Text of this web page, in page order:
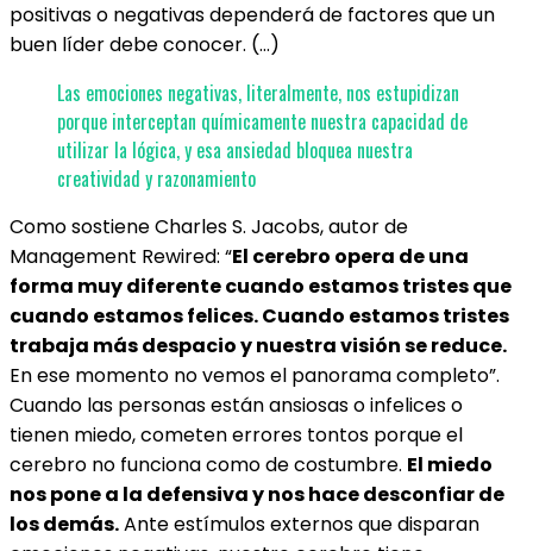
positivas o negativas dependerá de factores que un
buen líder debe conocer. (…)
Las emociones negativas, literalmente, nos estupidizan
porque interceptan químicamente nuestra capacidad de
utilizar la lógica, y esa ansiedad bloquea nuestra
creatividad y razonamiento
Como sostiene Charles S. Jacobs, autor de
Management Rewired: “El cerebro opera de una
forma muy diferente cuando estamos tristes que
cuando estamos felices. Cuando estamos tristes
trabaja más despacio y nuestra visión se reduce.
En ese momento no vemos el panorama completo”.
Cuando las personas están ansiosas o infelices o
tienen miedo, cometen errores tontos porque el
cerebro no funciona como de costumbre. El miedo
nos pone a la defensiva y nos hace desconfiar de
los demás.Ante estímulos externos que disparan